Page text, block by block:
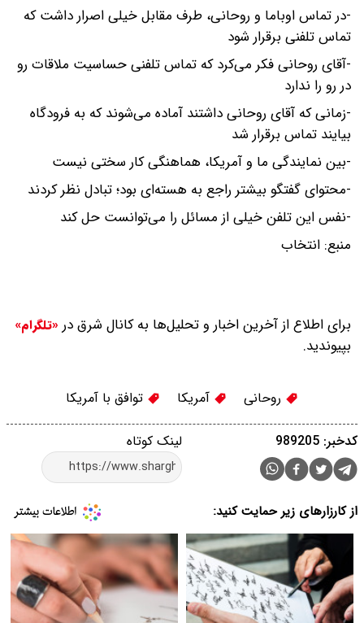
-در تماس اوباما و روحانی، طرف مقابل خیلی اصرار داشت که
تماس تلفنی برقرار شود
-آقای روحانی فکر می‌کرد که تماس تلفنی حساسیت ملاقات رو
در رو را ندارد
-زمانی که آقای روحانی داشتند آماده می‌شوند که به فرودگاه
بیایند تماس برقرار شد
-بین نمایندگی ما و آمریکا، هماهنگی کار سختی نیست
-محتوای گفتگو بیشتر راجع‌ به هسته‌ای بود؛ تبادل نظر کردند
-نفس این تلفن خیلی از مسائل را می‌توانست حل کند
منبع: انتخاب
برای اطلاع از آخرین اخبار و تحلیل‌ها به کانال شرق در «تلگرام»
بپیوندید.
روحانی آمریکا توافق با آمریکا
لینک کوتاه کدخبر: 989205
از کارزارهای زیر حمایت کنید: